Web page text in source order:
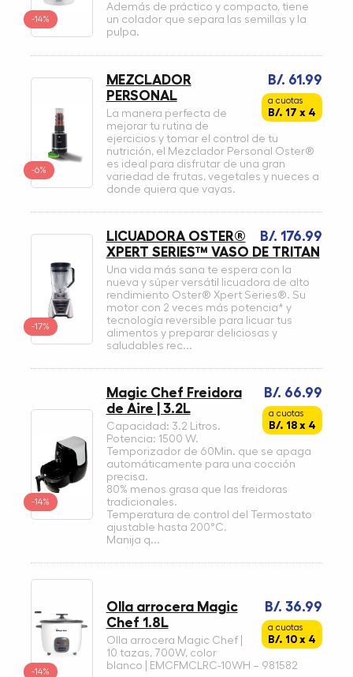
-14%
Además de práctico y compacto, tiene
un colador que separa las semillas y la
pulpa.
-6%
B/. 61.99
a cuotas
B/. 17 x 4
MEZCLADOR
PERSONAL
La manera perfecta de
mejorar tu rutina de
ejercicios y tomar el control de tu
nutrición, el Mezclador Personal Oster®
es ideal para disfrutar de una gran
variedad de frutas, vegetales y nueces a
donde quiera que vayas.
-17%
B/. 176.99
LICUADORA OSTER®
XPERT SERIES™ VASO DE TRITAN
Una vida más sana te espera con la
nueva y súper versátil licuadora de alto
rendimiento Oster® Xpert Series®. Su
motor con 2 veces más potencia* y
tecnología reversible para licuar tus
alimentos y preparar deliciosas y
saludables rec...
-14%
B/. 66.99
a cuotas
B/. 18 x 4
Magic Chef Freidora
de Aire | 3.2L
Capacidad: 3.2 Litros.
Potencia: 1500 W.
Temporizador de 60Min. que se apaga
automáticamente para una cocción
precisa.
80% menos grasa que las freidoras
tradicionales.
Temperatura de control del Termostato
ajustable hasta 200°C.
Manija q...
-14%
B/. 36.99
a cuotas
B/. 10 x 4
Olla arrocera Magic
Chef 1.8L
Olla arrocera Magic Chef |
10 tazas, 700W, color
blanco | EMCFMCLRC-10WH – 981582